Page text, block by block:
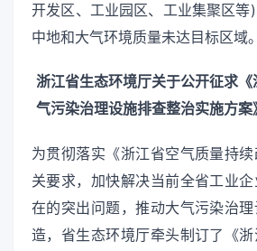
开发区、工业园区、工业集聚区等
中地和大气环境质量未达目标区域。
浙江省生态环境厅关于公开征求
气污染治理设施排查整治实施方
为贯彻落实《浙江省空气质量持
关要求，加快解决当前全省工业
在的突出问题，推动大气污染治
造，省生态环境厅牵头制订了《